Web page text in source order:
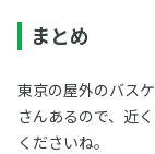
まとめ
東京の屋外のバス
さんあるので、近
くださいね。